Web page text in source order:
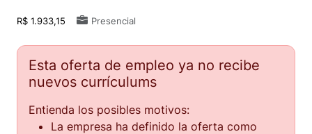
R$ 1.933,15 Presencial
Esta oferta de empleo ya no recibe
nuevos currículums
Entienda los posibles motivos:
La empresa ha definido la oferta como